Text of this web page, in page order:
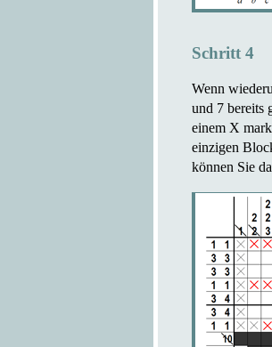
Schritt 4
Wenn
und 7 bereits
einem X
einzigen
können Sie